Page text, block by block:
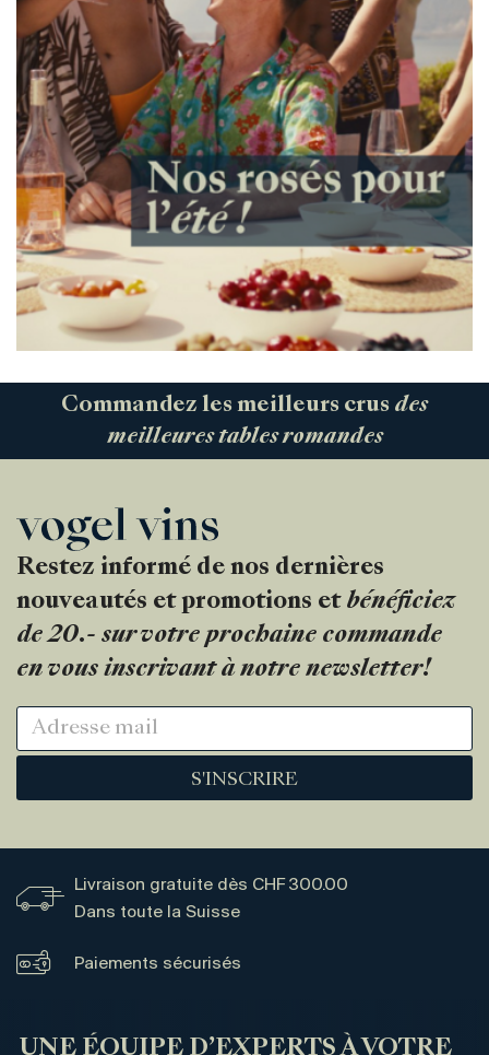
Commandez les meilleurs crus des
meilleures tables romandes
Restez informé de nos dernières
nouveautés et promotions et bénéficiez
de 20.- sur votre prochaine commande
en vous inscrivant à notre newsletter!
S'INSCRIRE
Livraison gratuite dès CHF 300.00
Dans toute la Suisse
Paiements sécurisés
UNE ÉQUIPE D’EXPERTS À VOTRE